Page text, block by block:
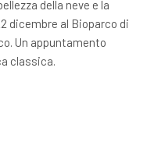
della neve e la
dicembre al Bioparco di
Un appuntamento
classica.